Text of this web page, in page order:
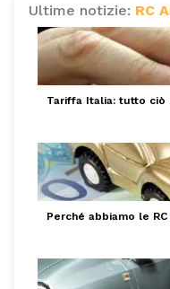
Ultime notizie: RC
Tariffa Italia: tutto ciò
Perché abbiamo le